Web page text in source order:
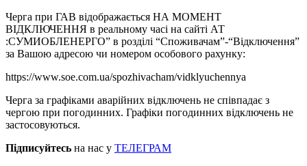
Черга при ГАВ відображається НА МОМЕНТ
ВІДКЛЮЧЕННЯ в реальному часі на сайті АТ
:СУМИОБЛЕНЕРГО” в розділі “Споживачам”-“Відключення”
за Вашою адресою чи номером особового рахунку:
https://www.soe.com.ua/spozhivacham/vidklyuchennya
Черга за графіками аварійних відключень не співпадає з
чергою при погодинних. Графіки погодинних відключень не
застосовуються.
Підписуйтесь на нас у ТЕЛЕГРАМ